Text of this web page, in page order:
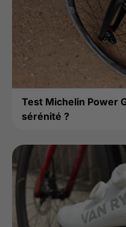
Test Michelin Power
sérénité ?